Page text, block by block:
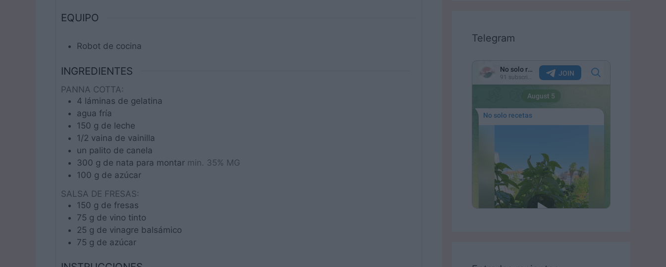
EQUIPO
Robot de cocina
INGREDIENTES
PANNA COTTA:
4 láminas de gelatina
agua fría
150 g de leche
1/2 vaina de vainilla
un palito de canela
300 g de nata para montar min. 35% MG
100 g de azúcar
SALSA DE FRESAS:
150 g de fresas
75 g de vino tinto
25 g de vinagre balsámico
75 g de azúcar
Telegram